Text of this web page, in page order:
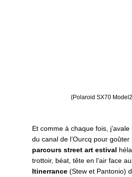
{Polaroid SX70
Et comme à chaque fois,
du canal de l’Ourcq pour
parcours street art estival
trottoir, béat, tête en l’air face
Itinerrance (Stew et Pantonio)